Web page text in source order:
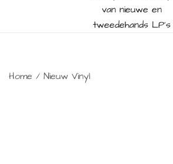
van nieuwe en
tweedehands LP's
Home / Nieuw Vinyl